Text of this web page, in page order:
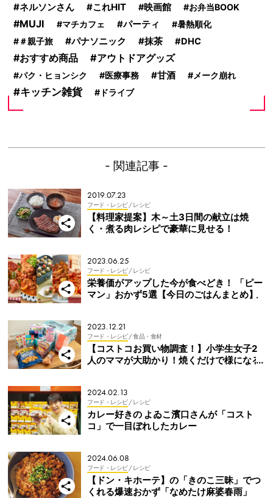
ネルソンさん これHIT 映画館 お弁当BOOK
MUJI マチカフェ パーティ
暑熱順化
＃親子旅
パナソニック 抹茶 DHC
おすすめ商品 アウトドアグッズ
パク・ヒョンシク 医療事務 甘酒 メーク崩れ
キッチン雑貨 ドライブ
- 関連記事 -
2019.07.23
フード・レシピ/ レシピ
【料理家提案】木～土3日間の献立は焼
く・煮る肉レシピで豪華に見せる！
2023.06.25
フード・レシピ/ レシピ
栄養価がアップした今が食べどき！ 「ピー
マン」おかず5選【今日のごはんまとめ】
2023.12.21
フード・レシピ/ 食品・食材
【コストコお買い物調査！】小学生女子2
人のママが大助かり！焼くだけで様になる
2024.02.13
フード・レシピ/ レシピ
カレー好きの よゐこ濱口さんが「コスト
コ」で一目ぼれしたカレー
2024.06.08
フード・レシピ/ レシピ
【ドン・キホーテ】の「きのこ三昧」でつ
くれる爆速おかず「なめたけ麻婆春雨」